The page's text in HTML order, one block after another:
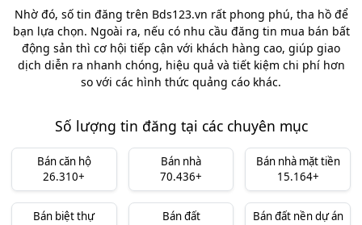
Nhờ đó, số tin đăng trên Bds123.vn rất phong phú, tha hồ để
bạn lựa chọn. Ngoài ra, nếu có nhu cầu đăng tin mua bán bất
động sản thì cơ hội tiếp cận với khách hàng cao, giúp giao
dịch diễn ra nhanh chóng, hiệu quả và tiết kiệm chi phí hơn
so với các hình thức quảng cáo khác.
Số lượng tin đăng tại các chuyên mục
Bán căn hộ
26.310+
Bán nhà
70.436+
Bán nhà mặt tiền
15.164+
Bán biệt thự
Bán đất
Bán đất nền dự án